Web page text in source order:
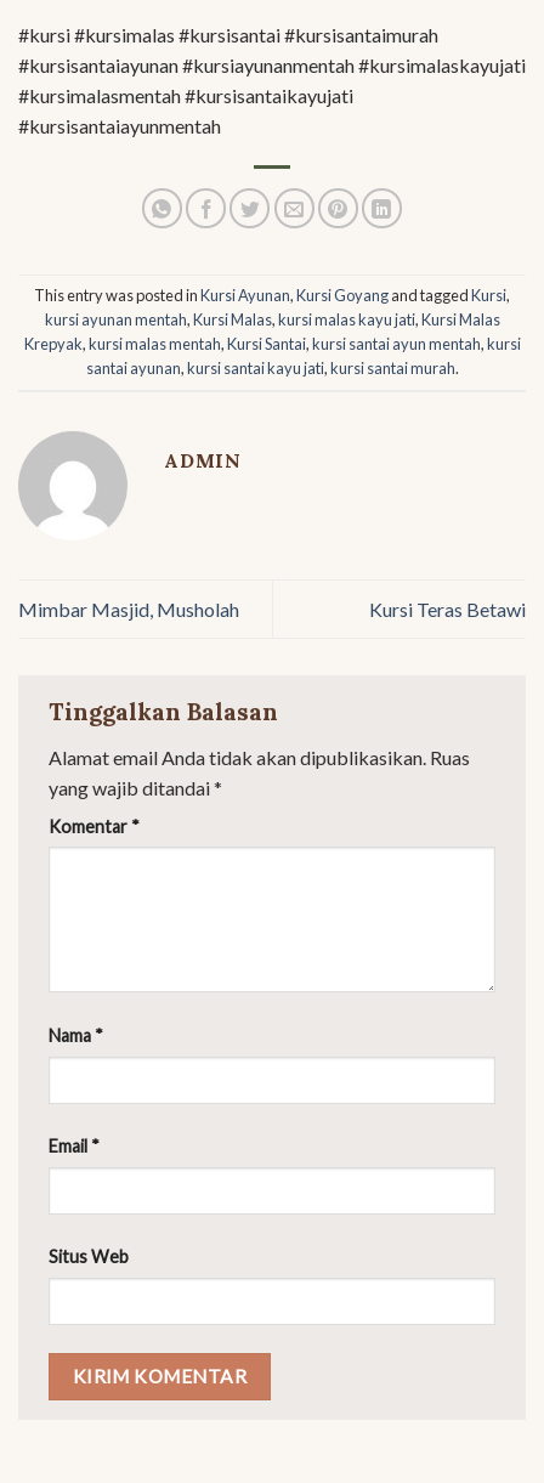
#kursi #kursimalas #kursisantai #kursisantaimurah
#kursisantaiayunan #kursiayunanmentah #kursimalaskayujati
#kursimalasmentah #kursisantaikayujati
#kursisantaiayunmentah
This entry was posted inKursi Ayunan,Kursi Goyangand taggedKursi,
kursi ayunan mentah,Kursi Malas,kursi malas kayu jati,Kursi Malas
Krepyak,kursi malas mentah,Kursi Santai,kursi santai ayun mentah,kursi
santai ayunan,kursi santai kayu jati,kursi santai murah.
ADMIN
Mimbar Masjid, Musholah Kursi Teras Betawi
Tinggalkan Balasan
Alamat email Anda tidak akan dipublikasikan. Ruas
yang wajib ditandai*
Komentar *
Nama *
Email *
Situs Web